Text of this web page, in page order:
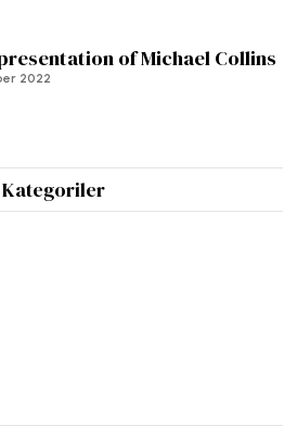
of Michael Collins
2022
Kategoriler